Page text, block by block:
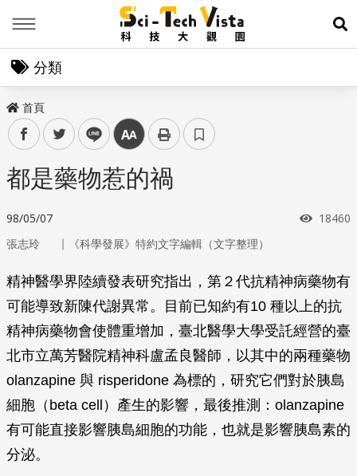
展
分類
首頁
facebooktwitter line 中
都是藥物惹的禍
98/05/07 瀏覽次
18460
張志玲 ｜ 《科學發展》特約文字編輯（文字整理）
精神醫學界陸續發表研究指出，第２代抗精神病藥物有
可能導致新陳代謝異常。目前已知約有10 種以上的抗
精神病藥物會使體重增加，臺北醫學大學受託經營的臺
北市立萬芳醫院精神科盧孟良醫師，以其中的兩種藥物
olanzapine 與 risperidone 為標的，研究它們對於胰島
細胞（beta cell）產生的影響，最後推測：olanzapine
有可能直接影響胰島細胞的功能，也就是影響胰島素的
分泌。